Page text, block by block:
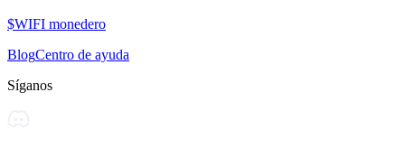
$WIFI monedero
BlogCentro de ayuda
Síganos